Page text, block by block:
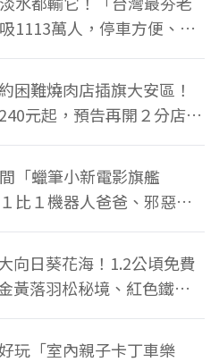
1113萬人，停車方便、特
困難燒肉店插旗大安區！
元起，預告再開２分店、
「蠟筆小新電影旗艦
比１機器人爸爸、邪惡正
周邊買翻
向日葵花海！1.2公頃免費
黃落羽松秘境、紅色鐵橋
玩「室內親子卡丁車樂